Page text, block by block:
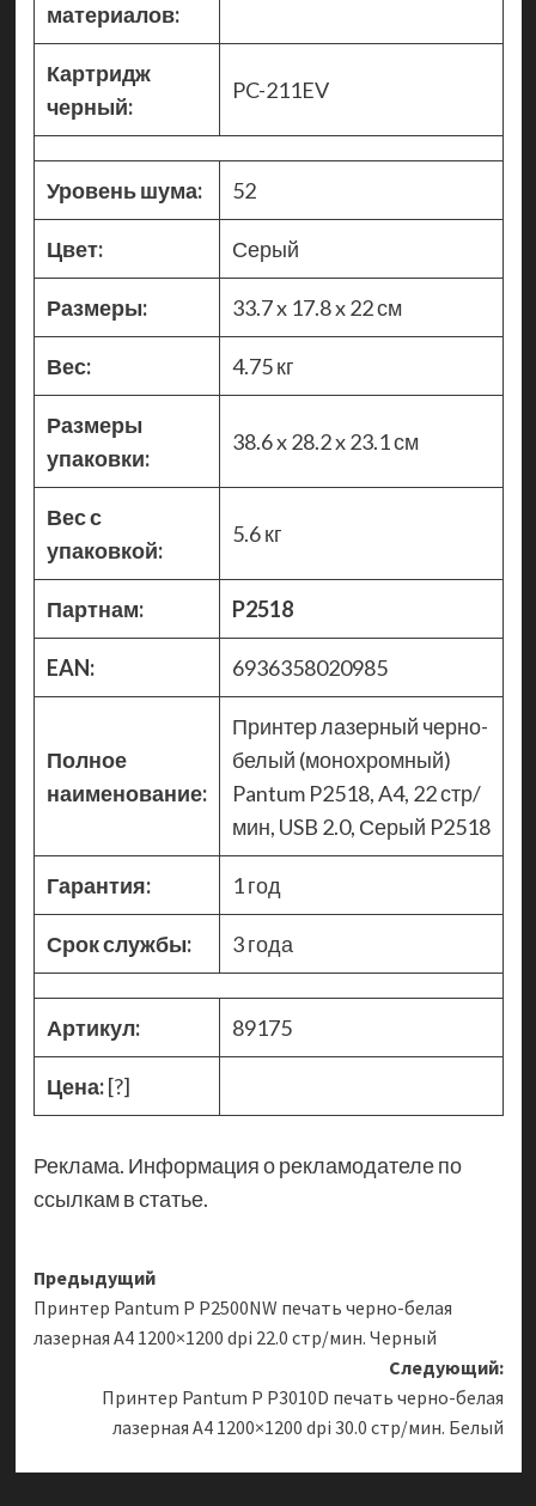
материалов:
Картридж
черный:
PC-211EV
Уровень шума: 52
Цвет: Серый
Размеры: 33.7 x 17.8 x 22 см
Вес: 4.75 кг
Размеры
упаковки:
38.6 x 28.2 x 23.1 см
Вес с
упаковкой:
5.6 кг
Партнам: P2518
EAN: 6936358020985
Полное
наименование:
Принтер лазерный черно-
белый (монохромный)
Pantum P2518, A4, 22 стр/
мин, USB 2.0, Серый P2518
Гарантия: 1 год
Срок службы: 3 года
Артикул: 89175
Цена:[?]
Реклама. Информация о рекламодателе по
ссылкам в статье.
Навигация
записи
Предыдущий
Принтер Pantum P P2500NW печать черно-белая
лазерная A4 1200×1200 dpi 22.0 стр/мин. Черный
Следующий:
Принтер Pantum P P3010D печать черно-белая
лазерная A4 1200×1200 dpi 30.0 стр/мин. Белый